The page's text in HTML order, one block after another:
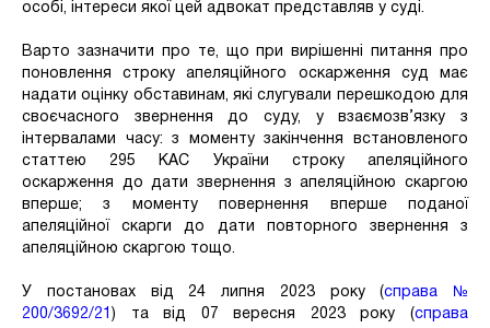
особі, інтереси якої цей адвокат представляв у суді.
Варто зазначити про те, що при вирішенні питання про
поновлення строку апеляційного оскарження суд має
надати оцінку обставинам, які слугували перешкодою для
своєчасного звернення до суду, у взаємозв’язку з
інтервалами часу: з моменту закінчення встановленого
статтею 295 КАС України строку апеляційного
оскарження до дати звернення з апеляційною скаргою
вперше; з моменту повернення вперше поданої
апеляційної скарги до дати повторного звернення з
апеляційною скаргою тощо.
У постановах від 24 липня 2023 року (справа №
200/3692/21 ) та від 07 вересня 2023 року (справа